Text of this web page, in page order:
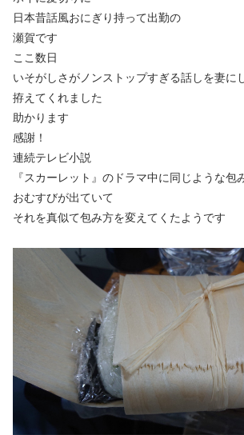
日本昔話風おにぎり持って出勤の
瀬賀です
ここ数日
いそがしさがノンストップすぎる話しを妻に
拵えてくれました
助かります
感謝！
連続テレビ小説
『スカーレット』のドラマ中に同じような包
おむすびが出ていて
それを真似て包み方を変えてくたようです